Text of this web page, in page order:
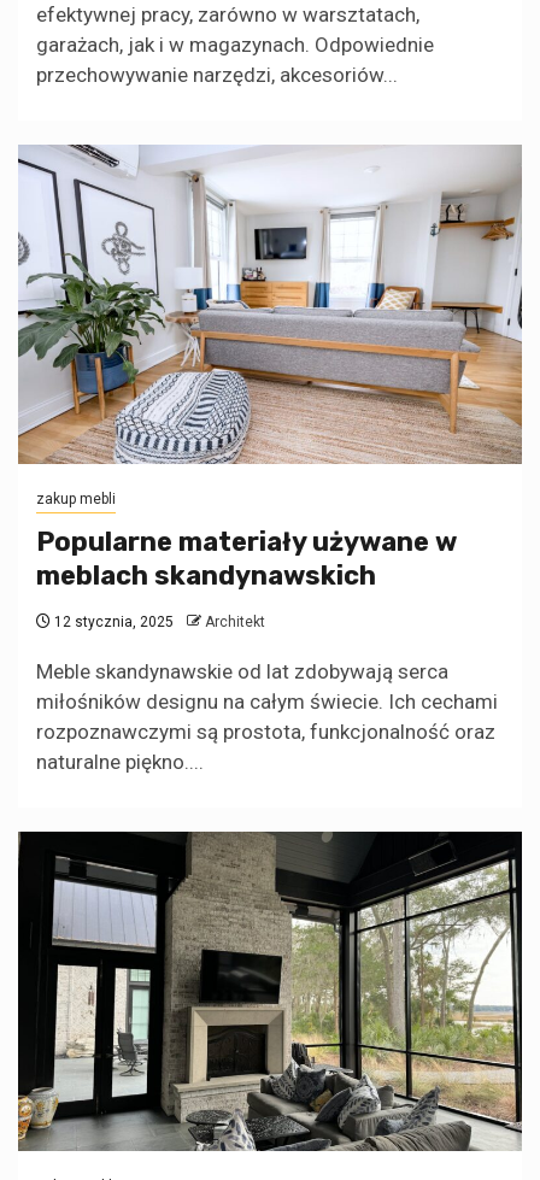
efektywnej pracy, zarówno w warsztatach,
garażach, jak i w magazynach. Odpowiednie
przechowywanie narzędzi, akcesoriów...
zakup mebli
Popularne materiały używane w
meblach skandynawskich
12 stycznia, 2025 Architekt
Meble skandynawskie od lat zdobywają serca
miłośników designu na całym świecie. Ich cechami
rozpoznawczymi są prostota, funkcjonalność oraz
naturalne piękno....